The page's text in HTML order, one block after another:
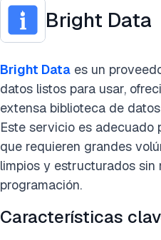
Bright Data
Bright Data es un
datos listos para usar,
extensa biblioteca de
Este servicio es adecuado
que requieren grandes
limpios y estructurados sin
programación.
Características